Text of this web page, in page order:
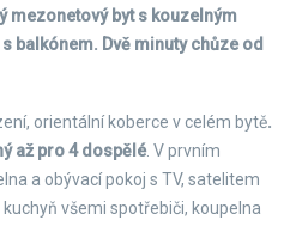
mezonetový byt s kouzelným
balkónem. Dvě minuty chůze od
orientální koberce v celém bytě.
až pro 4 dospělé. V prvním
a obývací pokoj s TV, satelitem
kuchyň všemi spotřebiči, koupelna